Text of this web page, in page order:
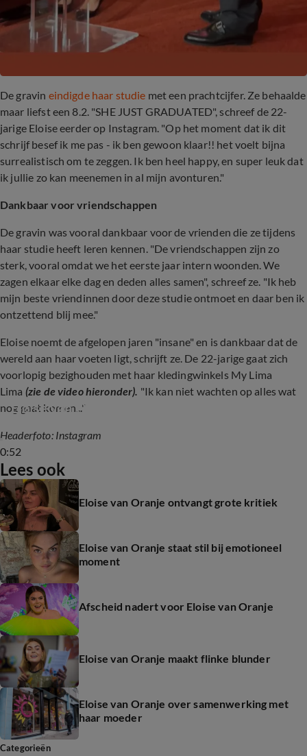
De gravin eindigde haar studie met een prachtcijfer. Ze behaalde
maar liefst een 8.2. "SHE JUST GRADUATED", schreef de 22-
jarige Eloise eerder op Instagram. "Op het moment dat ik dit
schrijf besef ik me pas - ik ben gewoon klaar!! het voelt bijna
surrealistisch om te zeggen. Ik ben heel happy, en super leuk dat
ik jullie zo kan meenemen in al mijn avonturen."
Dankbaar voor vriendschappen
De gravin was vooral dankbaar voor de vrienden die ze tijdens
haar studie heeft leren kennen. "De vriendschappen zijn zo
sterk, vooral omdat we het eerste jaar intern woonden. We
zagen elkaar elke dag en deden alles samen", schreef ze. "Ik heb
mijn beste vriendinnen door deze studie ontmoet en daar ben ik
ontzettend blij mee."
Eloise noemt de afgelopen jaren "insane" en is dankbaar dat de
wereld aan haar voeten ligt, schrijft ze. De 22-jarige gaat zich
voorlopig bezighouden met haar kledingwinkels My Lima
Lima (zie de video hieronder). "Ik kan niet wachten op alles wat
nog gaat komen..."
0:52
Eloise van Oranje opent winkel
Headerfoto: Instagram
Lees ook
Eloise van Oranje ontvangt grote kritiek
Eloise van Oranje staat stil bij emotioneel
moment
Afscheid nadert voor Eloise van Oranje
Eloise van Oranje maakt flinke blunder
Eloise van Oranje over samenwerking met
haar moeder
Categorieën